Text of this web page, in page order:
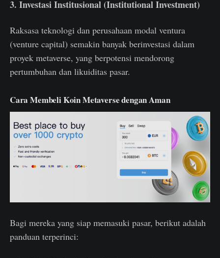
3. Investasi Institusional (Institutional Investment)
Raksasa teknologi dan perusahaan modal ventura
(venture capital) semakin banyak berinvestasi dalam
proyek metaverse, yang berpotensi mendorong
pertumbuhan dan likuiditas pasar.
Cara Membeli Koin Metaverse dengan Aman
Bagi mereka yang siap memasuki pasar, berikut adalah
panduan terperinci: